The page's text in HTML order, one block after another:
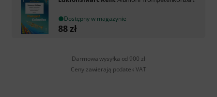
Dostępny w magazynie
88zł
Darmowa wysyłka od 900 zł
Ceny zawierają podatek VAT